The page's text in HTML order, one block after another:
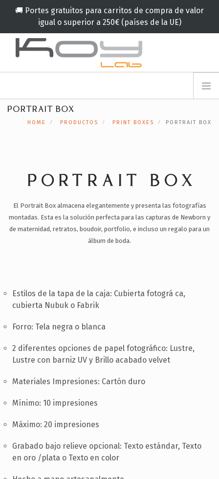
🚚 Portes gratuitos para carritos de compra de valor
igual o superior a 250€ (países de la UE)
REGISTRESE
CAMPAÑA
BLOG
PORTRAIT BOX
HOME PRODUCTOS PRINT BOXES PORTRAIT BOX
PORTRAIT BOX
El Portrait Box almacena elegantemente y presenta las fotografías
montadas. Esta es la solución perfecta para las capturas de Newborn y
de maternidad, retratos, boudoir, portfolio, e incluso un regalo para un
álbum de boda.
Estilos de la tapa de la caja: Cubierta fotográ ca,
cubierta Nubuk o Fabrik
Forro: Tela negra o blanca
2 diferentes opciones de papel fotográfico: Lustre,
Lustre con barniz UV y Brillo acabado velvet
Materiales Impresiones: Cartón duro
Mínimo: 10 impresiones
Máximo: 20 impresiones
Grabado bajo relieve opcional: Texto estándar, Texto
en oro /plata o Texto en color